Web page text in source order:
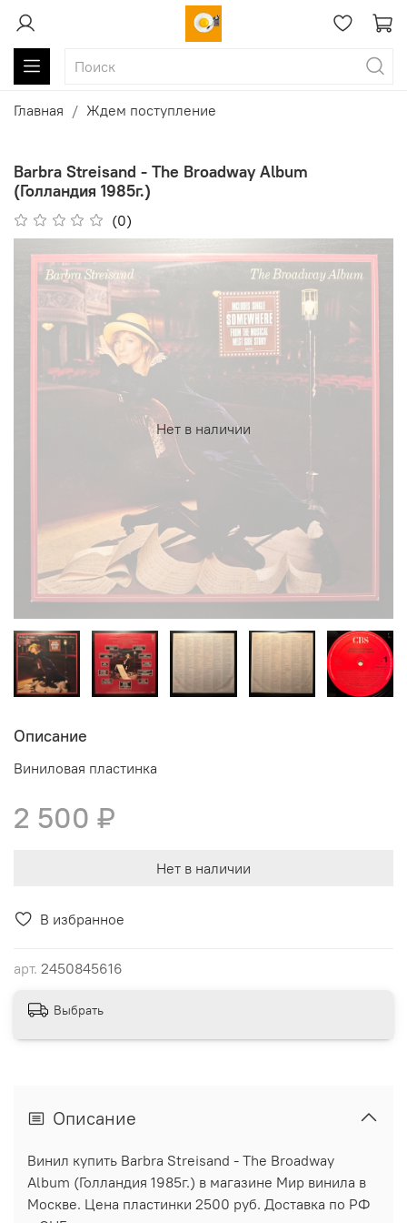
Главная Ждем поступление
Barbra Streisand - The Broadway Album
(Голландия 1985г.)
(0)
В избранное
арт. 2450845616
Нет в наличии
Описание
Виниловая пластинка
2 500 ₽
Нет в наличии
Выбрать
Описание
Винил купить Barbra Streisand - The Broadway
Album (Голландия 1985г.) в магазине Мир винила в
Москве. Цена пластинки 2500 руб. Доставка по РФ